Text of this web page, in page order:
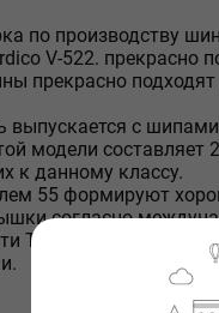
по производству
V-522. прекрасно
прекрасно
выпускается с
модели составляет
к данному классу.
55 формируют
согласно
T — до 190 км/ч